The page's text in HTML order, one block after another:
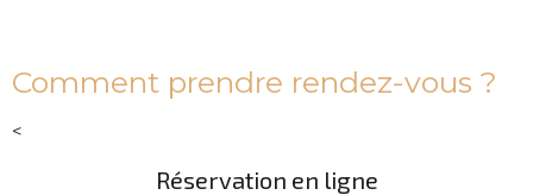
Comment prendre rendez-vous ?
<
Réservation en ligne